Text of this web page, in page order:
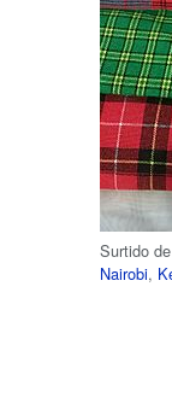
Surtido
Nairobi,